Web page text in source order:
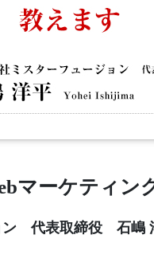
マーケティン
ン 代表取締役 石嶋